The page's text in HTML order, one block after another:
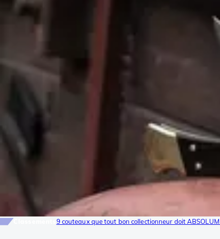
9 couteaux que tout bon collectionneur doit